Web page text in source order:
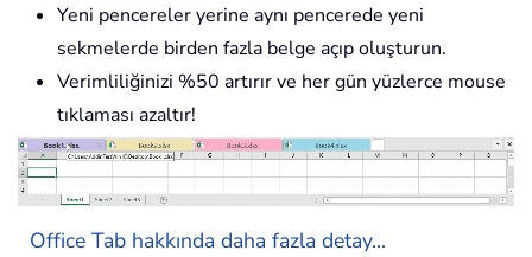
Yeni pencereler yerine aynı pencerede yeni
sekmelerde birden fazla belge açıp oluşturun.
Verimliliğinizi %50 artırır ve her gün yüzlerce mouse
tıklaması azaltır!
Office Tab hakkında daha fazla detay...